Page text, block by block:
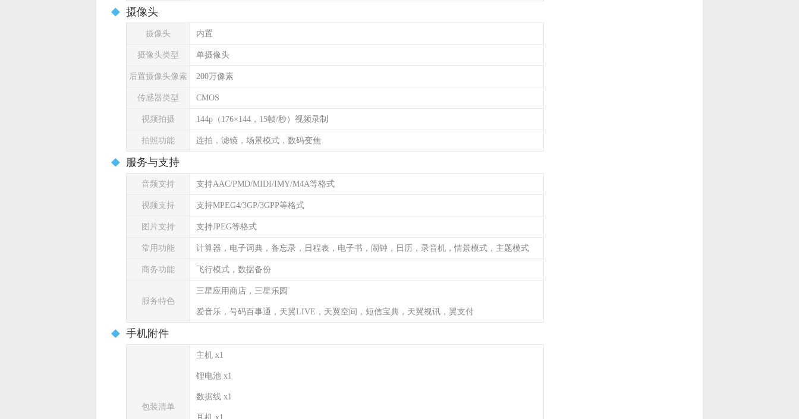
摄像头
摄像头 内置
摄像头类型 单摄像头
后置摄像头像素 200万像素
传感器类型 CMOS
视频拍摄 144p（176×144，15帧/秒）视频录制
拍照功能 连拍，滤镜，场景模式，数码变焦
服务与支持
音频支持 支持AAC/PMD/MIDI/IMY/M4A等格式
视频支持 支持MPEG4/3GP/3GPP等格式
图片支持 支持JPEG等格式
常用功能 计算器，电子词典，备忘录，日程表，电子书，闹钟，日历，录音机，情景模式，主题模式
商务功能 飞行模式，数据备份
服务特色
三星应用商店，三星乐园
爱音乐，号码百事通，天翼LIVE，天翼空间，短信宝典，天翼视讯，翼支付
手机附件
包装清单
主机 x1
锂电池 x1
数据线 x1